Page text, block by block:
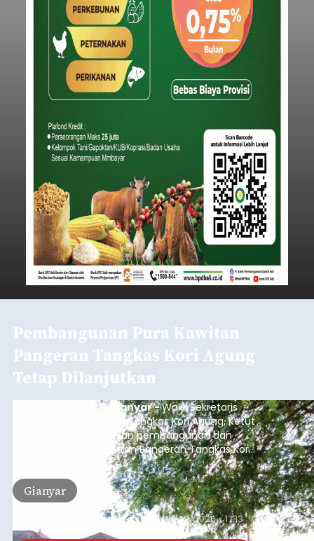
Pembangunan Pura Kawitan
Pangeran Tangkas Kori Agung
Tetap Dilanjutkan
balitribune.co.id I Gianyar -Wakil Sekretaris
Pratisentana Pangeran Tangkas Kori Agung, Ketut
Sudarsana, menegaskan pembangunan dan
pemugaran Pura Kawitan Pangeran Tangkas Kori
Agung tetap dilanjutkan.
Gianyar
contributoronSun, 08/09/2026 - 17:13